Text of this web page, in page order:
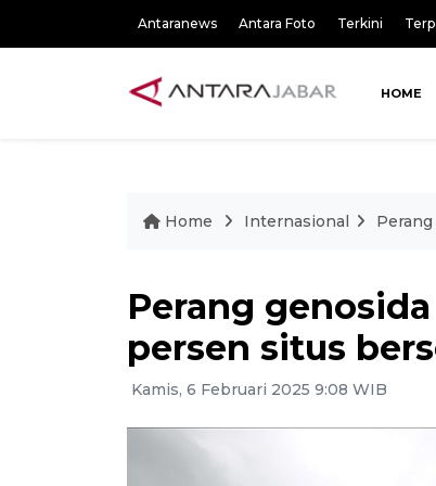
Antaranews Antara Foto Terkini
HOME
Home Internasional
Perang
persen situs
Kamis, 6 Februari 2025 9:08 WIB